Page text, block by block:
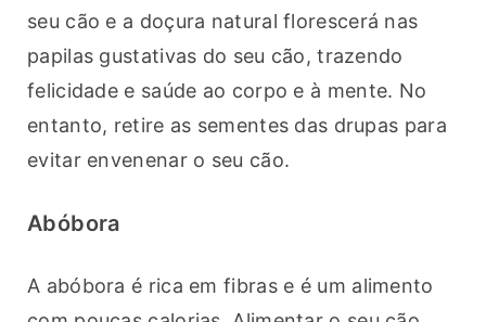
seu cão e a doçura natural florescerá nas
papilas gustativas do seu cão, trazendo
felicidade e saúde ao corpo e à mente. No
entanto, retire as sementes das drupas para
evitar envenenar o seu cão.
Abóbora
A abóbora é rica em fibras e é um alimento